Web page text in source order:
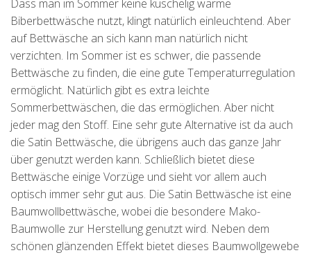
Dass man im Sommer keine kuschelig warme
Biberbettwäsche nutzt, klingt natürlich einleuchtend. Aber
auf Bettwäsche an sich kann man natürlich nicht
verzichten. Im Sommer ist es schwer, die passende
Bettwäsche zu finden, die eine gute Temperaturregulation
ermöglicht. Natürlich gibt es extra leichte
Sommerbettwäschen, die das ermöglichen. Aber nicht
jeder mag den Stoff. Eine sehr gute Alternative ist da auch
die Satin Bettwäsche, die übrigens auch das ganze Jahr
über genutzt werden kann. Schließlich bietet diese
Bettwäsche einige Vorzüge und sieht vor allem auch
optisch immer sehr gut aus. Die Satin Bettwäsche ist eine
Baumwollbettwäsche, wobei die besondere Mako-
Baumwolle zur Herstellung genutzt wird. Neben dem
schönen glänzenden Effekt bietet dieses Baumwollgewebe